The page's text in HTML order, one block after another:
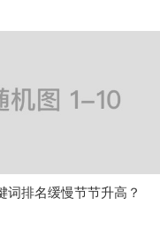
词排名缓慢节节升高？